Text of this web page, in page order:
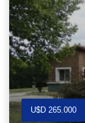
U$D 265.000